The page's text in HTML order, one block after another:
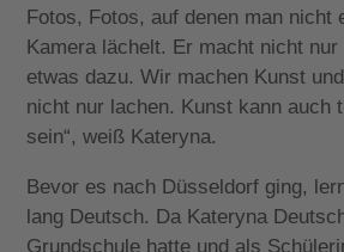
Fotos, Fotos, auf denen man nicht
Kamera lächelt. Er macht nicht
etwas dazu. Wir machen Kunst
nicht nur lachen. Kunst kann auch
sein“, weiß Kateryna.
Bevor es nach Düsseldorf ging,
lang Deutsch. Da Kateryna
Grundschule hatte und als